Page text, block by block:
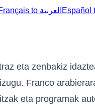
Français to العربية
eta zenbakiz
Franco
eta programak